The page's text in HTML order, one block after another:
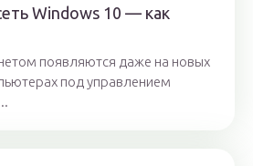
Windows 10 — как
появляются даже на новых
под управлением